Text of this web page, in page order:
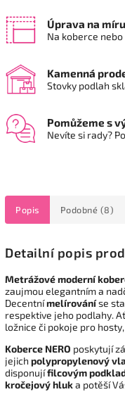
Úprava na míru
Na koberce nebo
Kamenná
Stovky podlah
Pomůžeme s
Nevíte si rady?
Popis Podobné (8)
Detailní popis
Metrážové moderní
zaujmou elegantním a
Decentnímelírováníse
respektive jeho podlahy.
ložnice či pokoje pro
Koberce NERO poskytují
jejich polypropylenový
disponujífilcovým
kročejový hluka potěší